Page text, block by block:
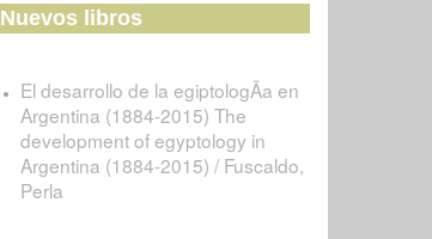
Nuevos libros
El desarrollo de la egiptologÃ­a en
Argentina (1884-2015) The
development of egyptology in
Argentina (1884-2015) / Fuscaldo,
Perla